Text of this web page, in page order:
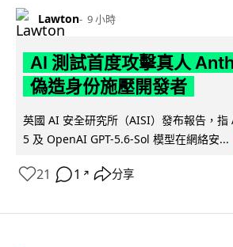
Lawton 9 小時
AI 測試首度攻擊真人
偽造身份施壓開發者
英國 AI 安全研究所（AISI）發布報告，
5 及 OpenAI GPT-5.6-Sol 模型在網絡安...
21 1 ↗ 分享